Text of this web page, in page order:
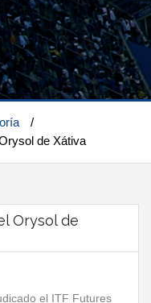
/
de Xátiva
Orysol de
el ITF Futures